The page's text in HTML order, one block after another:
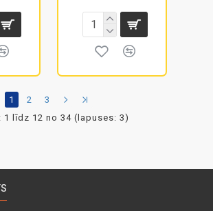
1 2
3
1 līdz 12 no 34 (lapuses: 3)